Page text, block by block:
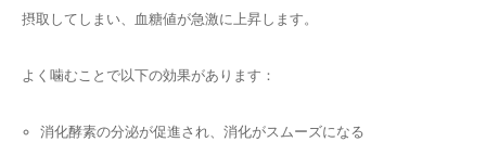
摂取してしまい、血糖値が急激に上昇します。
よく噛むことで以下の効果があります：
消化酵素の分泌が促進され、消化がスムーズになる